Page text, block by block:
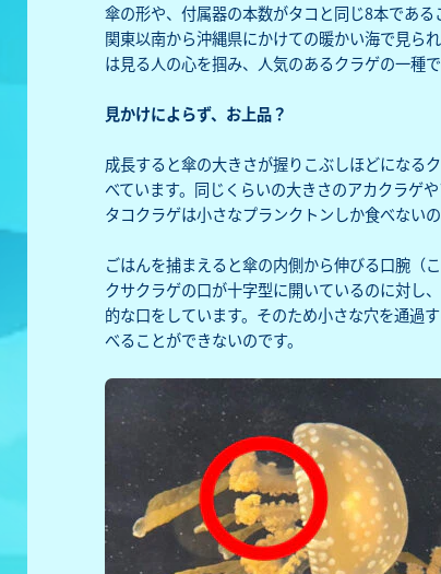
傘の形や、付属器の本数がタコと同じ8本であ
関東以南から沖縄県にかけての暖かい海で見ら
は見る人の心を掴み、人気のあるクラゲの一種で
見かけによらず、お上品？
成長すると傘の大きさが握りこぶしほどになる
べています。同じくらいの大きさのアカクラゲ
タコクラゲは小さなプランクトンしか食べない
ごはんを捕まえると傘の内側から伸びる口腕（
クサクラゲの口が十字型に開いているのに対し
的な口をしています。そのため小さな穴を通過
べることができないのです。